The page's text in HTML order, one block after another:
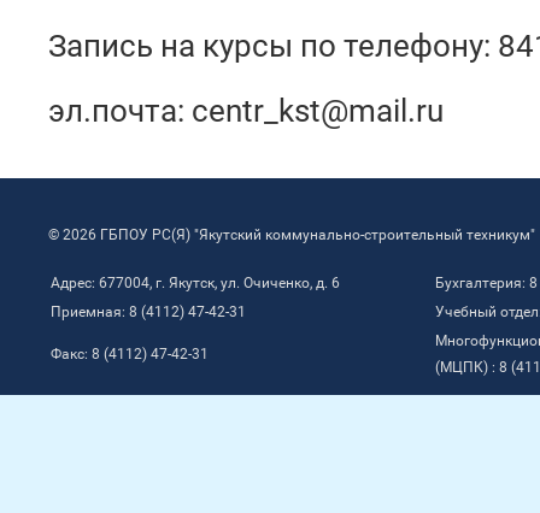
Запись на курсы по телефону:
эл.почта: centr_kst@mail.ru
© 2026 ГБПОУ РС(Я) "Якутский коммунально-строительный техникум"
Адрес: 677004, г. Якутск, ул. Очиченко, д. 6
Бухгалтерия:
Приемная: 8 (4112) 47-42-31
Учебный
Факс: 8 (4112) 47-42-31
(МЦПК) : 8